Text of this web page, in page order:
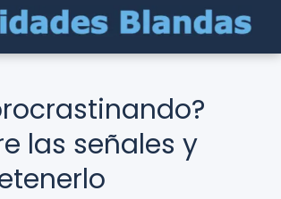
las señales y